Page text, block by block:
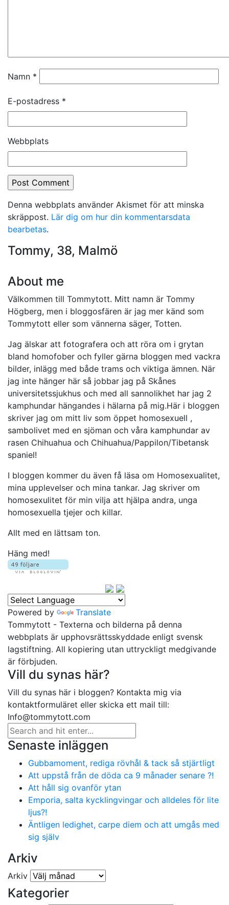
Namn *
E-postadress *
Webbplats
Denna webbplats använder Akismet för att minska
skräppost. Lär dig om hur din kommentarsdata
bearbetas.
Tommy, 38, Malmö
About me
Välkommen till Tommytott. Mitt namn är Tommy
Högberg, men i bloggosfären är jag mer känd som
Tommytott eller som vännerna säger, Totten.
Jag älskar att fotografera och att röra om i grytan
bland homofober och fyller gärna bloggen med vackra
bilder, inlägg med både trams och viktiga ämnen. När
jag inte hänger här så jobbar jag på Skånes
universitetssjukhus och med all sannolikhet har jag 2
kamphundar hängandes i hälarna på mig.Här i bloggen
skriver jag om mitt liv som öppet homosexuell ,
sambolivet med en sjöman och våra kamphundar av
rasen Chihuahua och Chihuahua/Pappilon/Tibetansk
spaniel!
I bloggen kommer du även få läsa om Homosexualitet,
mina upplevelser och mina tankar. Jag skriver om
homosexulitet för min vilja att hjälpa andra, unga
homosexuella tjejer och killar.
Allt med en lättsam ton.
Häng med!
Powered by
Translate
Tommytott - Texterna och bilderna på denna
webbplats är upphovsrättsskyddade enligt svensk
lagstiftning. All kopiering utan uttryckligt medgivande
är förbjuden.
Vill du synas här?
Vill du synas här i bloggen? Kontakta mig via
kontaktformuläret eller skicka ett mail till:
Info@tommytott.com
Senaste inläggen
Gubbamoment, rediga rövhål & tack så stjärtligt
Att uppstå från de döda ca 9 månader senare ?!
Att håll sig ovanför ytan
Emporia, salta kycklingvingar och alldeles för lite
ljus?!
Äntligen ledighet, carpe diem och att umgås med
sig själv
Arkiv
Arkiv
Kategorier